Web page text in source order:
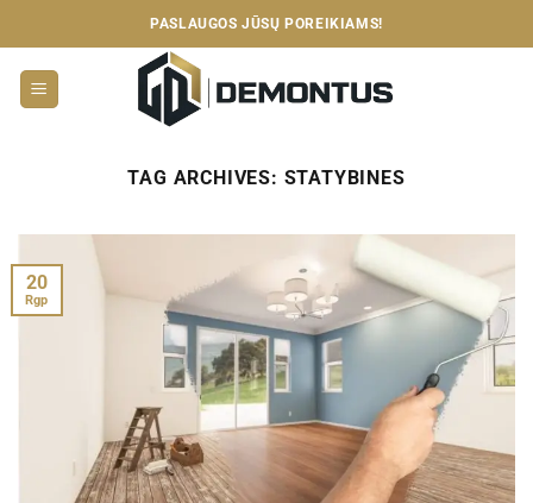
to
content
PASLAUGOS JŪSŲ POREIKIAMS!
TAG ARCHIVES: STATYBINES
20
Rgp